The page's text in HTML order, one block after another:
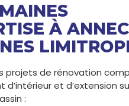
À
projets de rénovation
d’intérieur et d’extension
: